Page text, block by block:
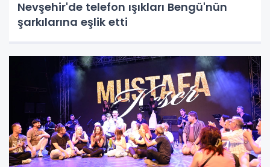
Nevşehir'de telefon ışıkları Bengü'nün
şarkılarına eşlik etti